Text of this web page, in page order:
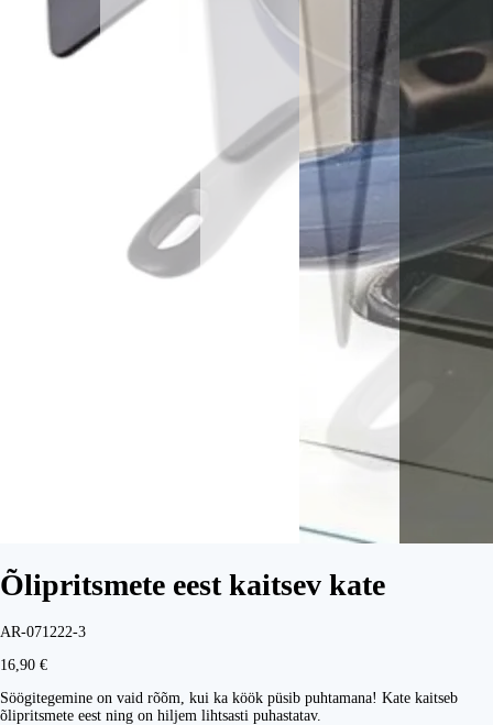
Õlipritsmete eest kaitsev kate
AR-071222-3
16,90 €
Söögitegemine on vaid rõõm, kui ka köök püsib puhtamana! Kate kaitseb
õlipritsmete eest ning on hiljem lihtsasti puhastatav.